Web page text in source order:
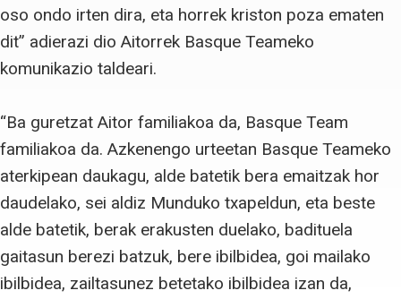
oso ondo irten dira, eta horrek kriston poza ematen
dit” adierazi dio Aitorrek Basque Teameko
komunikazio taldeari.
“Ba guretzat Aitor familiakoa da, Basque Team
familiakoa da. Azkenengo urteetan Basque Teameko
aterkipean daukagu, alde batetik bera emaitzak hor
daudelako, sei aldiz Munduko txapeldun, eta beste
alde batetik, berak erakusten duelako, badituela
gaitasun berezi batzuk, bere ibilbidea, goi mailako
ibilbidea, zailtasunez betetako ibilbidea izan da,